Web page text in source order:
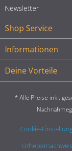
Newsletter
Shop Service
Informationen
Deine Vorteile
* Alle Preise inkl.
Cookie-